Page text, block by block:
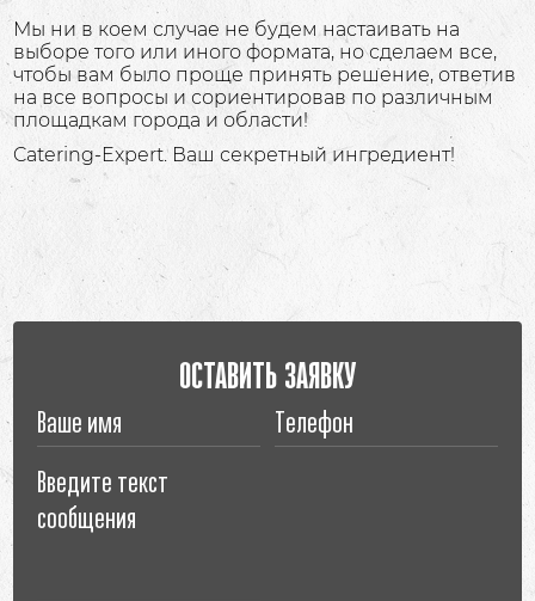
Мы ни в коем случае не будем настаивать на
выборе того или иного формата, но сделаем все,
чтобы вам было проще принять решение, ответив
на все вопросы и сориентировав по различным
площадкам города и области!
Catering-Expert. Ваш секретный ингредиент!
ОСТАВИТЬ ЗАЯВКУ